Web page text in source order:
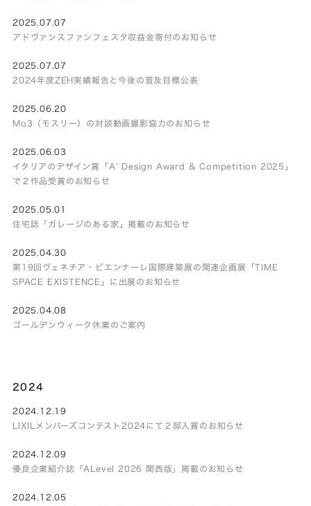
2025.07.07
アドヴァンスファンフェスタ収益金寄付のお知らせ
2025.07.07
2024年度ZEH実績報告と今後の普及目標公表
2025.06.20
Mo3（モスリー）の対談動画撮影協力のお知らせ
2025.06.03
イタリアのデザイン賞「A’ Design Award & Competition 2025」
で２作品受賞のお知らせ
2025.05.01
住宅誌「ガレージのある家」掲載のお知らせ
2025.04.30
第19回ヴェネチア・ビエンナーレ国際建築展の関連企画展「TIME
SPACE EXISTENCE」に出展のお知らせ
2025.04.08
ゴールデンウィーク休業のご案内
2024
2024.12.19
LIXILメンバーズコンテスト2024にて２邸入賞のお知らせ
2024.12.09
優良企業紹介誌「ALevel 2026 関西版」掲載のお知らせ
2024.12.05